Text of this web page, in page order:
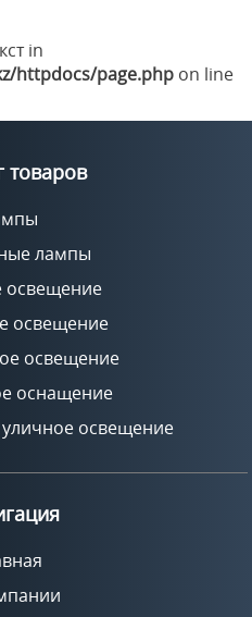
in
httpdocs/page.phpon line
товаров
лампы
освещение
освещение
освещение
оснащение
освещение